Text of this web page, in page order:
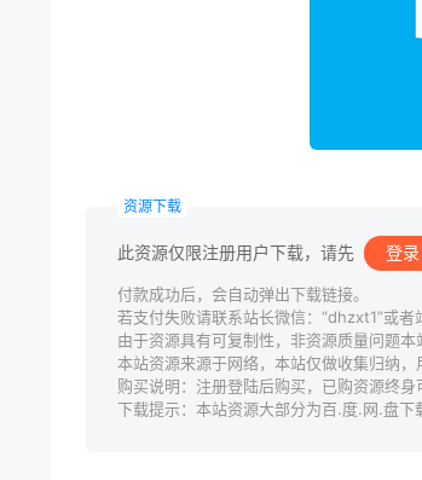
资源下载
此资源仅限注册用户下载，请先 登录
付款成功后，会自动弹出下载链接。
若支付失败请联系站长微信：“dhzxt1”或者
由于资源具有可复制性，非资源质量问题本
本站资源来源于网络，本站仅做收集归纳，
购买说明：注册登陆后购买，已购资源终
下载提示：本站资源大部分为百.度.网.盘下